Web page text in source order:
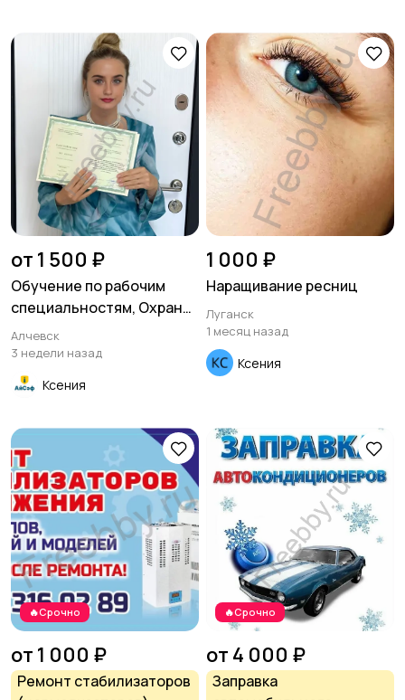
от 1 500 ₽
Обучение по рабочим
специальностям, Охрана
труда, Удостоверения
Алчевск
3 недели назад
Ксения
1 000 ₽
Наращивание ресниц
Луганск
1 месяц назад
Ксения
🔥Срочно
от 1 000 ₽
Ремонт стабилизаторов
🔥Срочно
от 4 000 ₽
Заправка